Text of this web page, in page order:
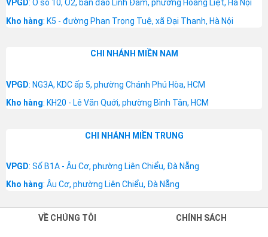
VPGD: Ô số 10, Ơ2, bán đảo Linh Đàm, phường Hoàng Liệt, Hà Nội
Kho hàng: K5 - đường Phan Trọng Tuệ, xã Đại Thanh, Hà Nội
CHI NHÁNH MIỀN NAM
VPGD: NG3A, KDC ấp 5, phường Chánh Phú Hòa, HCM
Kho hàng: KH20 - Lê Văn Quới, phường Bình Tân, HCM
CHI NHÁNH MIỀN TRUNG
VPGD: Số B1A - Âu Cơ, phường Liên Chiểu, Đà Nẵng
Kho hàng: Âu Cơ, phường Liên Chiểu, Đà Nẵng
VỀ CHÚNG TÔI CHÍNH SÁCH